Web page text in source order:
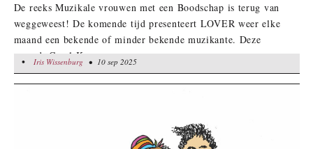
De reeks Muzikale vrouwen met een Boodschap is terug van
weggeweest! De komende tijd presenteert LOVER weer elke
maand een bekende of minder bekende muzikante. Deze
maand: Carol Kaye.
Iris Wissenburg• 10 sep 2025
•Iris Wissenburg • 10 sep 2025